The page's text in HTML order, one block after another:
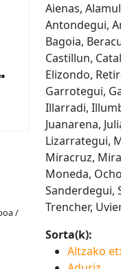
/
Aienas,
Antondegui,
Bagoia,
Castillun,
Elizondo,
Garrotegui,
Illarradi,
Juanarena,
Lizarrategui,
Miracruz,
Moneda,
Sanderdegui,
Trencher,
Sorta(k):
Altzako